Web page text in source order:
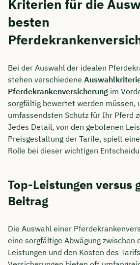
Kriterien für die
besten
Bei der Auswahl der idealen
stehen verschiedene
Pferdekrankenversicherung im
sorgfältig bewertet werden müssen,
umfassendsten Schutz für Ihr Pferd
Jedes Detail, von den gebotenen
Preisgestaltung der Tarife, spielt
Rolle bei dieser wichtigen
Top-Leistungen versus
Beitrag
Die Auswahl einer
eine sorgfältige Abwägung zwischen
Leistungen und den Kosten des